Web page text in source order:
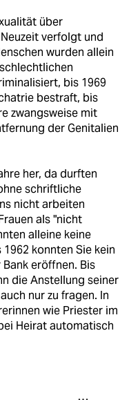
über
verfolgt und
wurden allein
bis 1969
bestraft, bis
zwangsweise mit
der Genitalien
her, da durften
schriftliche
nicht arbeiten
als "nicht
alleine keine
konnten Sie kein
eröffnen. Bis
die Anstellung seiner
nur zu fragen. In
wie Priester im
Heirat automatisch